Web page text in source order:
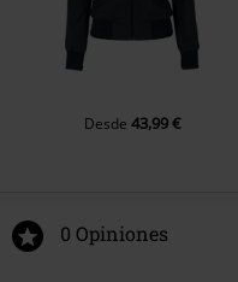
Desde 43,99 €
0 Opiniones